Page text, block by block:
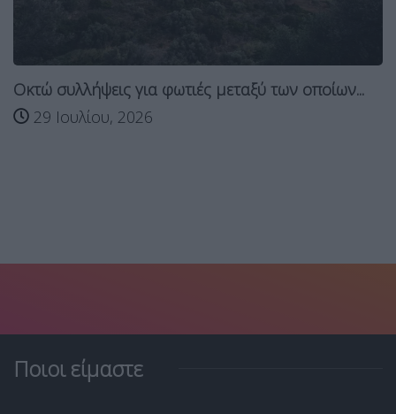
Οκτώ συλλήψεις για φωτιές μεταξύ των οποίων...
29 Ιουλίου, 2026
Ποιοι είμαστε